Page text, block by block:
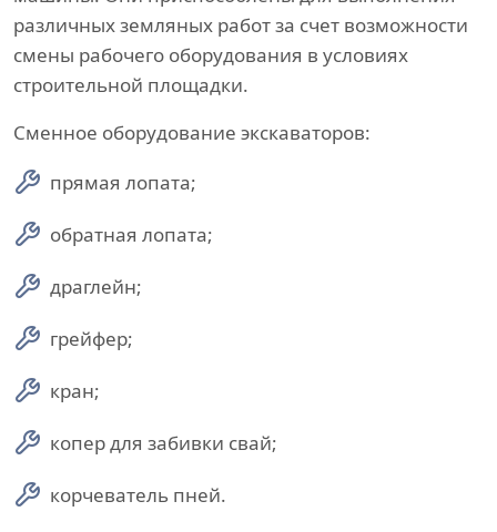
различных земляных работ за счет возможности
смены рабочего оборудования в условиях
строительной площадки.
Сменное оборудование экскаваторов:
прямая лопата;
обратная лопата;
драглейн;
грейфер;
кран;
копер для забивки свай;
корчеватель пней.